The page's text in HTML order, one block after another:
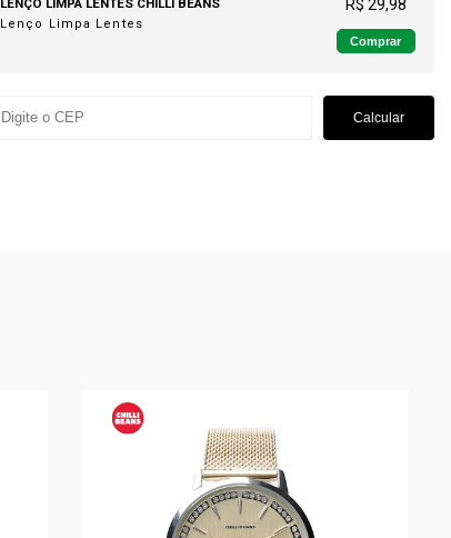
Lenço Limpa Lentes
R$ 29,98
Comprar
Calcular